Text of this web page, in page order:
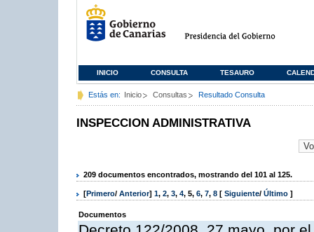
INICIO CONSULTA TESAURO
Estás en: Inicio Consultas Resultado Consulta
INSPECCION ADMINISTRATIVA
209 documentos encontrados, mostrando del 101 al 125.
[Primero/ Anterior] 1, 2, 3, 4, 5, 6, 7, 8 [ Siguiente/ Último ]
Documentos